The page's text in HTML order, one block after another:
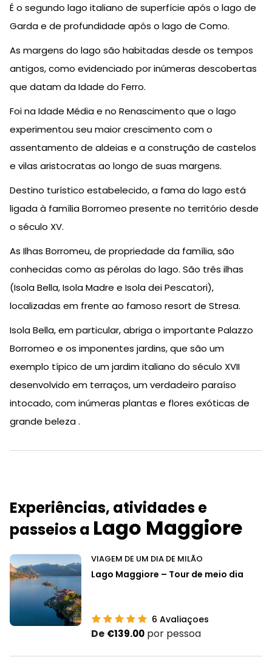
É o segundo lago italiano de superfície após o lago de
Garda e de profundidade após o lago de Como.
As margens do lago são habitadas desde os tempos
antigos, como evidenciado por inúmeras descobertas
que datam da Idade do Ferro.
Foi na Idade Média e no Renascimento que o lago
experimentou seu maior crescimento com o
assentamento de aldeias e a construção de castelos
e vilas aristocratas ao longo de suas margens.
Destino turístico estabelecido, a fama do lago está
ligada à família Borromeo presente no território desde
o século XV.
As Ilhas Borromeu, de propriedade da família, são
conhecidas como as pérolas do lago. São três ilhas
(Isola Bella, Isola Madre e Isola dei Pescatori),
localizadas em frente ao famoso resort de Stresa.
Isola Bella, em particular, abriga o importante Palazzo
Borromeo e os imponentes jardins, que são um
exemplo típico de um jardim italiano do século XVII
desenvolvido em terraços, um verdadeiro paraíso
intocado, com inúmeras plantas e flores exóticas de
grande beleza .
Experiências, atividades e
passeios a Lago Maggiore
VIAGEM DE UM DIA DE MILÃO
Lago Maggiore – Tour de meio dia
6 Avaliaçoes
De €139.00 por pessoa